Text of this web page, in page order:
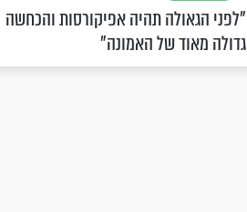
"לפני הגאולה תהיה אפיקורסות והכחשה
גדולה מאוד של האמונה"